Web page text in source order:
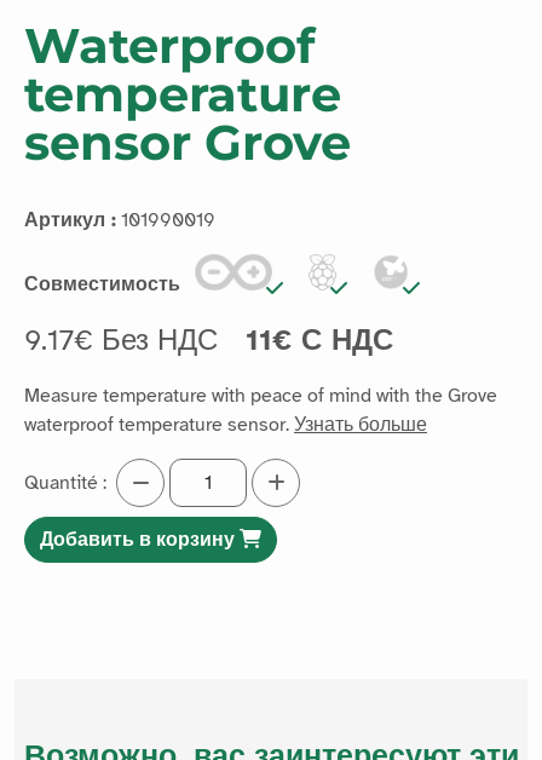
Waterproof
temperature
sensor Grove
Артикул : 101990019
Совместимость
9.17€ Без НДС 11€ С НДС
Measure temperature with peace of mind with the Grove
waterproof temperature sensor. Узнать больше
Quantité :
Добавить в корзину